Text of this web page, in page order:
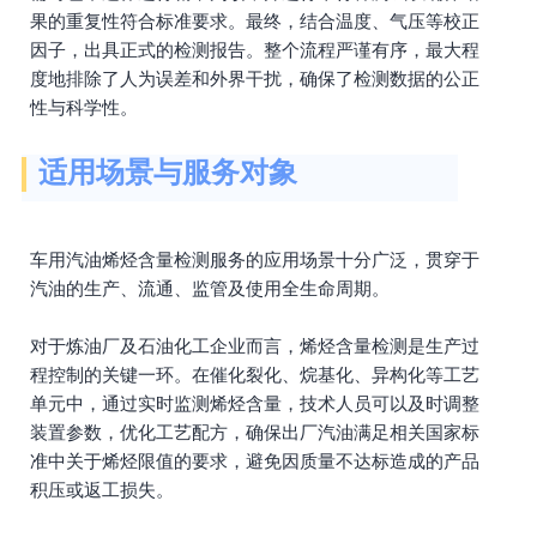
果的重复性符合标准要求。最终，结合温度、气压等校正
因子，出具正式的检测报告。整个流程严谨有序，最大程
度地排除了人为误差和外界干扰，确保了检测数据的公正
性与科学性。
适用场景与服务对象
车用汽油烯烃含量检测服务的应用场景十分广泛，贯穿于
汽油的生产、流通、监管及使用全生命周期。
对于炼油厂及石油化工企业而言，烯烃含量检测是生产过
程控制的关键一环。在催化裂化、烷基化、异构化等工艺
单元中，通过实时监测烯烃含量，技术人员可以及时调整
装置参数，优化工艺配方，确保出厂汽油满足相关国家标
准中关于烯烃限值的要求，避免因质量不达标造成的产品
积压或返工损失。